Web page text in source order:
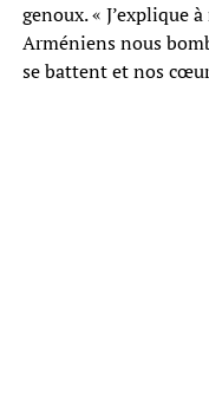
genoux. « J’explique
Arméniens nous
se battent et nos